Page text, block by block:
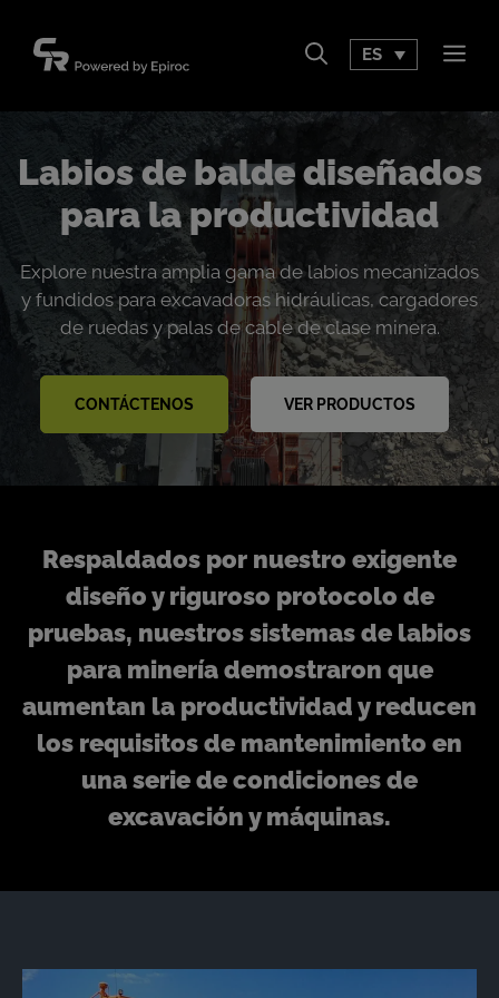
contenido
ES
Labios de balde diseñados
para la productividad
Explore nuestra amplia gama de labios mecanizados
y fundidos para excavadoras hidráulicas, cargadores
de ruedas y palas de cable de clase minera.
CONTÁCTENOS VER PRODUCTOS
Respaldados por nuestro exigente
diseño y riguroso protocolo de
pruebas, nuestros sistemas de labios
para minería demostraron que
aumentan la productividad y reducen
los requisitos de mantenimiento en
una serie de condiciones de
excavación y máquinas.